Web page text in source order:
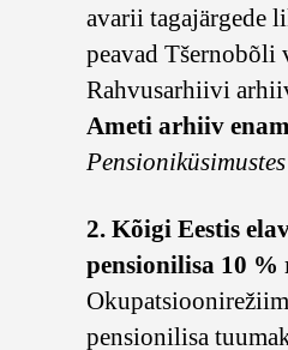
avarii tagajärgede
peavad Tšernobõli
Rahvusarhiivi
Ameti arhiiv
2. Kõigi Eestis
pensionilisa 10
pensionilisa